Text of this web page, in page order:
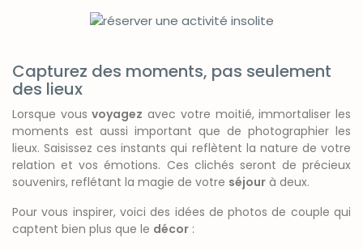
Capturez des moments, pas seulement
des lieux
Lorsque vousvoyagez avec votre moitié, immortaliser les
moments est aussi important que de photographier les
lieux. Saisissez ces instants qui reflètent la nature de votre
relation et vos émotions. Ces clichés seront de précieux
souvenirs, reflétant la magie de votre séjour à deux.
Pour vous inspirer, voici des idées de photos de couple qui
captent bien plus que le décor :